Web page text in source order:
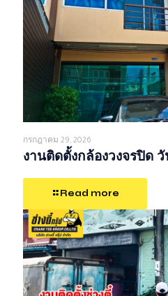
กรกฎาคม 29, 2026
งานติดตั้งกล้องวงจรปิด วั
Read more